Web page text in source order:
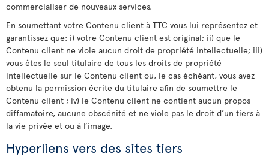
commercialiser de nouveaux services.
En soumettant votre Contenu client à TTC vous lui représentez et
garantissez que: i) votre Contenu client est original; ii) que le
Contenu client ne viole aucun droit de propriété intellectuelle; iii)
vous êtes le seul titulaire de tous les droits de propriété
intellectuelle sur le Contenu client ou, le cas échéant, vous avez
obtenu la permission écrite du titulaire afin de soumettre le
Contenu client ; iv) le Contenu client ne contient aucun propos
diffamatoire, aucune obscénité et ne viole pas le droit d’un tiers à
la vie privée et ou à l’image.
Hyperliens vers des sites tiers